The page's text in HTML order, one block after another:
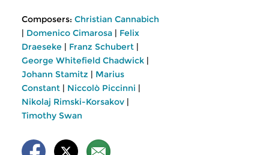
Composers: Christian Cannabich
| Domenico Cimarosa | Felix
Draeseke | Franz Schubert |
George Whitefield Chadwick |
Johann Stamitz | Marius
Constant | Niccolò Piccinni |
Nikolaj Rimski-Korsakov |
Timothy Swan